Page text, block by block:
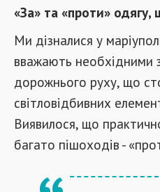
«За» та «проти» одягу,
Ми дізналися у
вважають необхідними
дорожнього руху, що
світловідбивних
Виявилося, що
багато пішоходів -